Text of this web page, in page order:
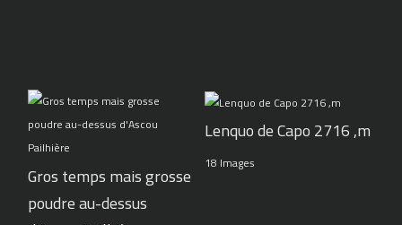
Gros temps mais grosse
poudre au-dessus
Lenquo de Capo 2716 ,m
18 Images